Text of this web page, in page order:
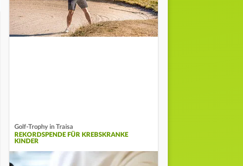
Golf-Trophy in Traisa
REKORDSPENDE FÜR KREBSKRANKE
KINDER